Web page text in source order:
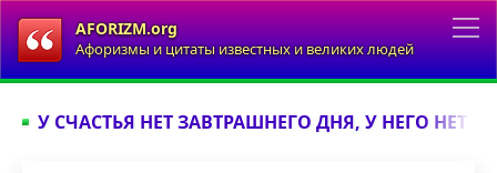
AFORIZM.org
Афоризмы и цитаты известных и великих людей
У СЧАСТЬЯ НЕТ ЗАВТРАШНЕГО ДНЯ, У НЕГО НЕТ И